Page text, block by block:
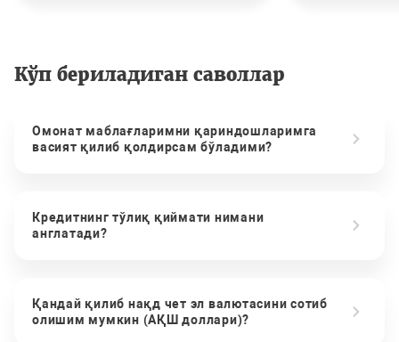
Кўп бериладиган саволлар
Омонат маблағларимни қариндошларимга
васият қилиб қолдирсам бўладими?
Кредитнинг тўлиқ қиймати нимани
англатади?
Қандай қилиб нақд чет эл валютасини сотиб
олишим мумкин (АҚШ доллари)?